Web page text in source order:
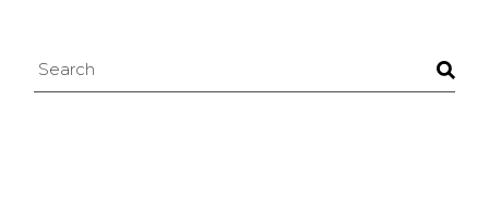
Search